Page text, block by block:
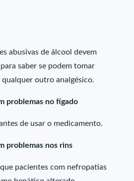
abusivas de álcool devem
saber se podem tomar
qualquer outro analgésico.
problemas no fígado
de usar o medicamento.
problemas nos rins
pacientes com nefropatias